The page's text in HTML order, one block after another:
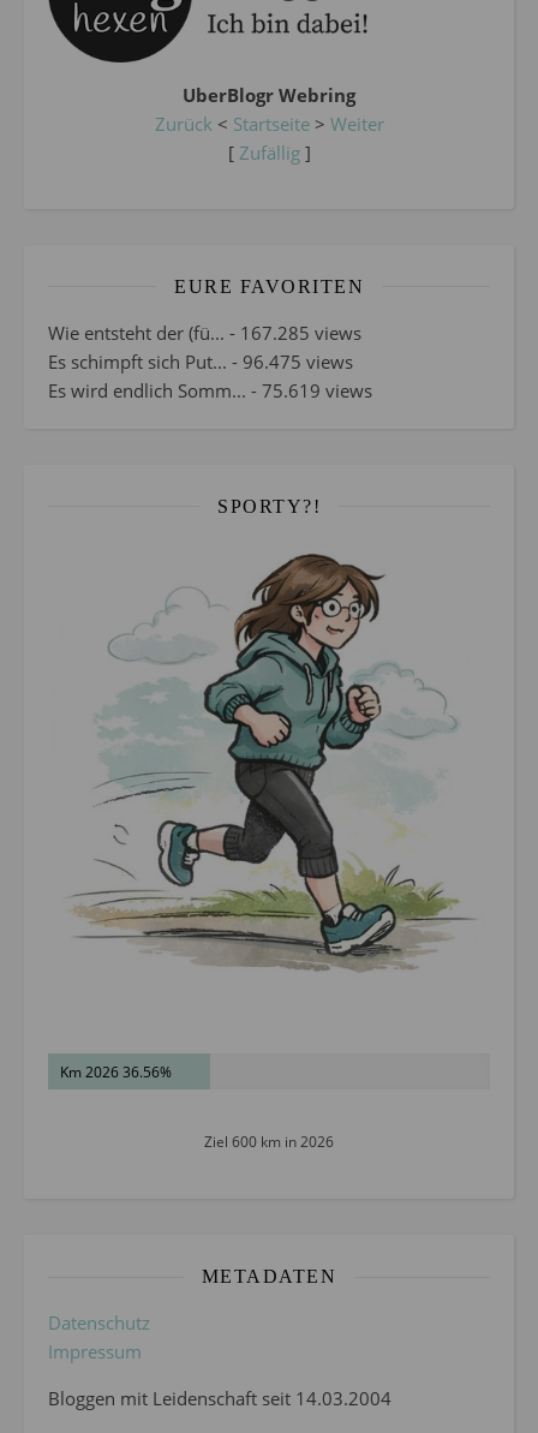
UberBlogr Webring
Zurück < Startseite> Weiter
[ Zufällig]
EURE FAVORITEN
Wie entsteht der (fü... - 167.285 views
Es schimpft sich Put... - 96.475 views
Es wird endlich Somm... - 75.619 views
SPORTY?!
Km 2026 36.56%
Ziel 600 km in 2026
METADATEN
Datenschutz
Impressum
Bloggen mit Leidenschaft seit 14.03.2004